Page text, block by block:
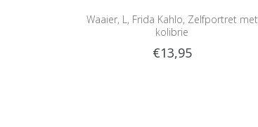
Waaier, L, Frida Kahlo, Zelfportret met
kolibrie
€13,95